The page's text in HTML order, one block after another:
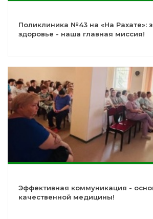
Поликлиника №43 на «На Рахате»:
здоровье - наша главная миссия!
Эффективная коммуникация -
качественной медицины!